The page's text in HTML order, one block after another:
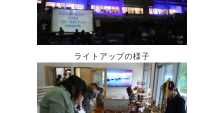
ライトアップの様子